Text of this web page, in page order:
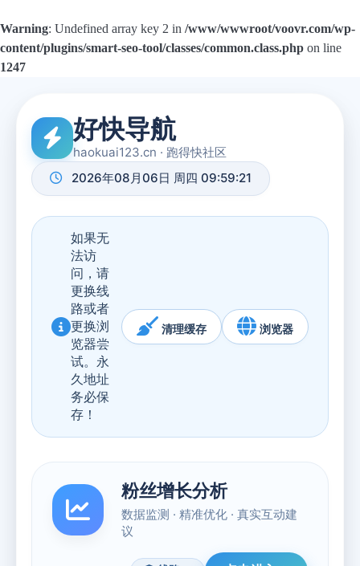
Warning: Undefined array key 2 in /www/wwwroot/voovr.com/wp-
content/plugins/smart-seo-tool/classes/common.class.php on line
1247